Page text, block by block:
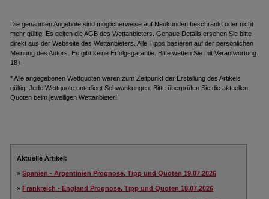
Die genannten Angebote sind möglicherweise auf Neukunden beschränkt oder nicht
mehr gültig. Es gelten die AGB des Wettanbieters. Genaue Details ersehen Sie bitte
direkt aus der Webseite des Wettanbieters. Alle Tipps basieren auf der persönlichen
Meinung des Autors. Es gibt keine Erfolgsgarantie. Bitte wetten Sie mit Verantwortung.
18+
* Alle angegebenen Wettquoten waren zum Zeitpunkt der Erstellung des Artikels
gültig. Jede Wettquote unterliegt Schwankungen. Bitte überprüfen Sie die aktuellen
Quoten beim jeweiligen Wettanbieter!
Aktuelle Artikel:
»Spanien - Argentinien Prognose, Tipp und Quoten 19.07.2026
»Frankreich - England Prognose, Tipp und Quoten 18.07.2026